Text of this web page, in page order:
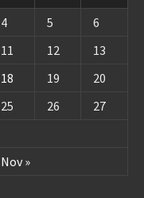
Nov »
4 5
6
11 12
13
18 19
20
25 26
27